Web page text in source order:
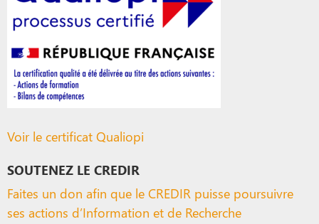
Voir le certificat Qualiopi
SOUTENEZ LE CREDIR
Faites un don afin que le CREDIR puisse poursuivre
ses actions d’Information et de Recherche